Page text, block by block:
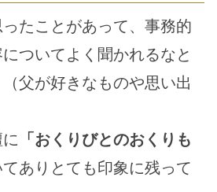
たことがあって、事務的
ついてよく聞かれるなと
父が好きなものや思い出
「おくりびとのおくりも
ありとても印象に残って